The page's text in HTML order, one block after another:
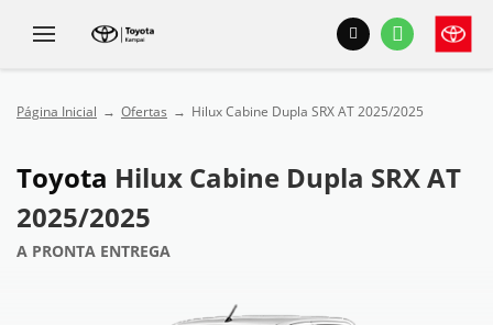
Página Inicial Ofertas Hilux Cabine Dupla SRX AT 2025/2025
Toyota Hilux Cabine Dupla SRX AT
2025/2025
A PRONTA ENTREGA